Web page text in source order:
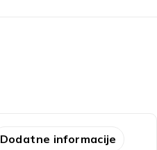
Dodatne informacije